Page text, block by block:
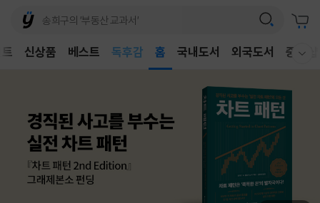
신상품 베스트
어린이
홈 국내도서 외국도서 중고샵